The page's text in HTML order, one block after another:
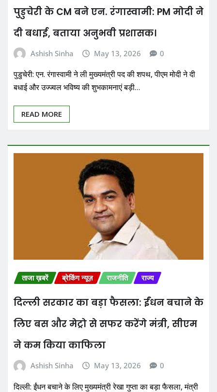
पुडुचेरी के CM बने एन. रंगास्वामी: PM मोदी ने
दी बधाई, बताया अनुभवी प्रशासक।
Ashish Sinha May 13, 2026 0
पुडुचेरी: एन. रंगास्वामी ने ली मुख्यमंत्री पद की शपथ, पीएम मोदी ने दी
बधाई और उज्ज्वल भविष्य की शुभकामनाएं बड़ी…
READ MORE
ताजा ख़बरें ब्रेकिंग न्यूज़ राजनीति राज्य
दिल्ली सरकार का बड़ा फैसला: ईंधन बचाने के
लिए बस और मेट्रो से सफर करेंगे मंत्री, सीएम
ने कम किया काफिला
Ashish Sinha May 13, 2026 0
दिल्ली: ईंधन बचाने के लिए मुख्यमंत्री रेखा गुप्ता का बड़ा फैसला, मंत्री